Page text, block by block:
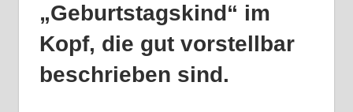
„Geburtstagskind“ im
Kopf, die gut vorstellbar
beschrieben sind.